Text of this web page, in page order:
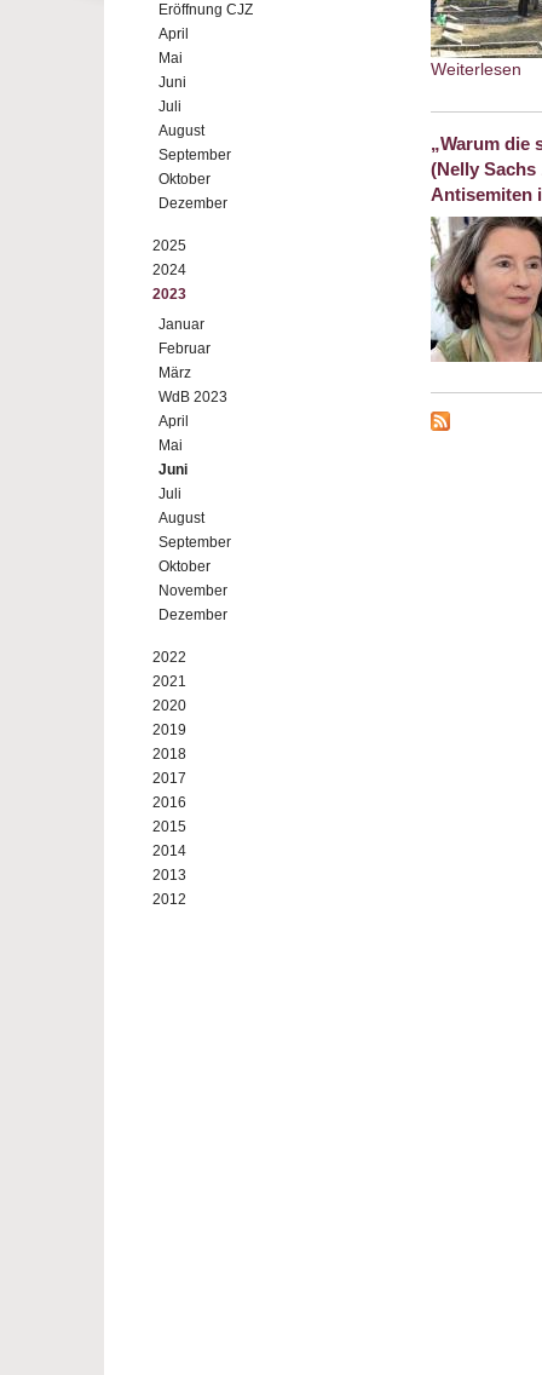
Eröffnung CJZ
April
Mai
Juni
Juli
August
September
Oktober
Dezember
2025
2024
2023
Januar
Februar
März
WdB 2023
April
Mai
Juni
Juli
August
September
Oktober
November
Dezember
2022
2021
2020
2019
2018
2017
2016
2015
2014
2013
2012
Weiterlesen
„Warum die
(Nelly Sachs
Antisemiten